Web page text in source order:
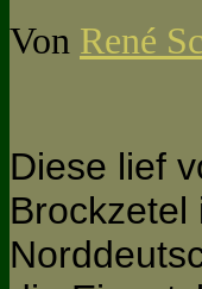
Von René
Diese lief
Brockzetel